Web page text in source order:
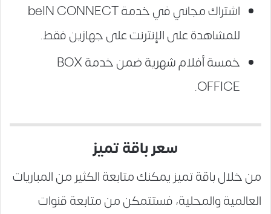
اشتراك مجاني في خدمة beIN CONNECT
للمشاهدة على الإنترنت على جهازين فقط.
خمسة أفلام شهرية ضمن خدمة BOX
OFFICE.
سعر باقة تميز
من خلال باقة تميز يمكنك متابعة الكثير من المباريات
العالمية والمحلية، فستتمكن من متابعة قنوات